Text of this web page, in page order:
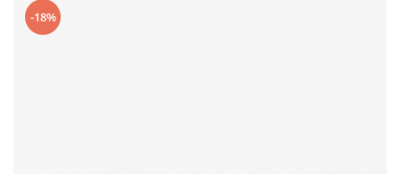
Agende, calendare si organizatoare
-18%